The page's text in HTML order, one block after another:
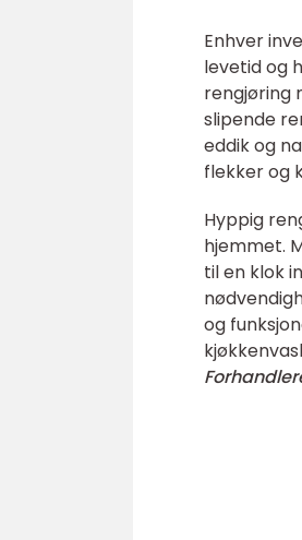
Enhver
levetid og
rengjøring
slipende
eddik og
flekker og
Hyppig
hjemmet.
til en klok
og